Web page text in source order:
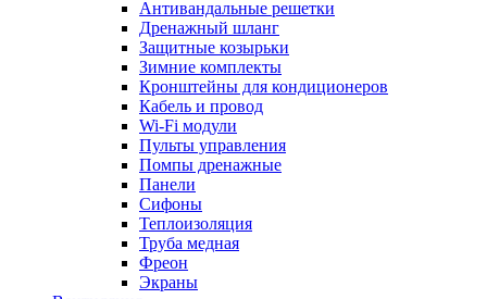
Антивандальные решетки
Дренажный шланг
Защитные козырьки
Зимние комплекты
Кронштейны для кондиционеров
Кабель и провод
Wi-Fi модули
Пульты управления
Помпы дренажные
Панели
Сифоны
Теплоизоляция
Труба медная
Фреон
Экраны